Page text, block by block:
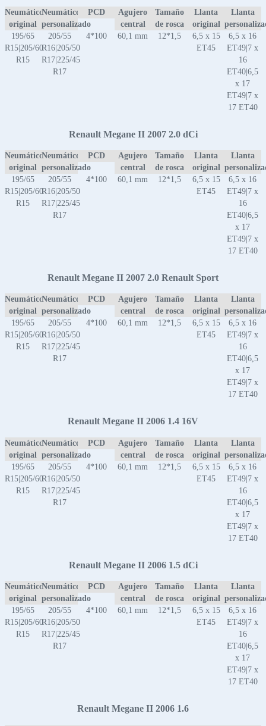
Neumático
original
Neumático
personalizado
PCD
Agujero
central
Tamaño
de rosca
Llanta
original
Llanta
195/65
R15|205/60
R15
205/55
R16|205/50
R17|225/45
R17
4*100 60,1 mm 12*1,5
6,5 x 15
ET45
6,5 x 16
ET49|7 x
16
ET40|6,5
x 17
ET49|7 x
17 ET40
Renault Megane II 2007 2.0 dCi
Neumático
original
Neumático
personalizado
PCD
Agujero
central
Tamaño
de rosca
Llanta
original
Llanta
195/65
R15|205/60
R15
205/55
R16|205/50
R17|225/45
R17
4*100 60,1 mm 12*1,5
6,5 x 15
ET45
6,5 x 16
ET49|7 x
16
ET40|6,5
x 17
ET49|7 x
17 ET40
Renault Megane II 2007 2.0 Renault Sport
Neumático
original
Neumático
personalizado
PCD
Agujero
central
Tamaño
de rosca
Llanta
original
Llanta
195/65
R15|205/60
R15
205/55
R16|205/50
R17|225/45
R17
4*100 60,1 mm 12*1,5
6,5 x 15
ET45
6,5 x 16
ET49|7 x
16
ET40|6,5
x 17
ET49|7 x
17 ET40
Renault Megane II 2006 1.4 16V
Neumático
original
Neumático
personalizado
PCD
Agujero
central
Tamaño
de rosca
Llanta
original
Llanta
195/65
R15|205/60
R15
205/55
R16|205/50
R17|225/45
R17
4*100 60,1 mm 12*1,5
6,5 x 15
ET45
6,5 x 16
ET49|7 x
16
ET40|6,5
x 17
ET49|7 x
17 ET40
Renault Megane II 2006 1.5 dCi
Neumático
original
Neumático
personalizado
PCD
Agujero
central
Tamaño
de rosca
Llanta
original
Llanta
195/65
R15|205/60
R15
205/55
R16|205/50
R17|225/45
R17
4*100 60,1 mm 12*1,5
6,5 x 15
ET45
6,5 x 16
ET49|7 x
16
ET40|6,5
x 17
ET49|7 x
17 ET40
Renault Megane II 2006 1.6